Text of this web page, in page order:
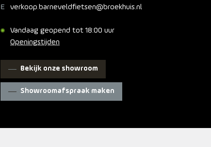
verkoop.barneveldfietsen@broekhuis.nl
Vandaag geopend tot 18:00 uur
Openingstijden
Bekijk onze showroom
Showroomafspraak maken